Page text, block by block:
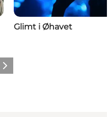
Glimt i Øhavet
Næste